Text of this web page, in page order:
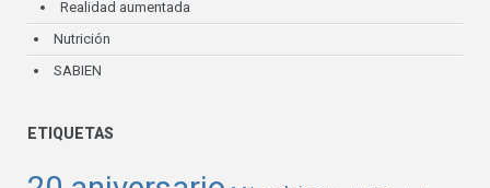
Realidad aumentada
Nutrición
SABIEN
ETIQUETAS